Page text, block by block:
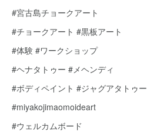
#宮古島チョークアート
#チョークアート #黒板アート
#体験 #ワークショップ
#ヘナタトゥー #メヘンディ
#ボディペイント #ジャグアタトゥー
#miyakojimaomoideart
#ウェルカムボード